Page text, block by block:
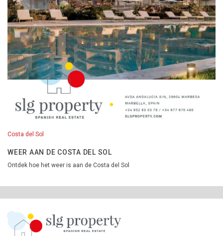
Costa del Sol
WEER AAN DE COSTA DEL SOL
Ontdek hoe het weer is aan de Costa del Sol